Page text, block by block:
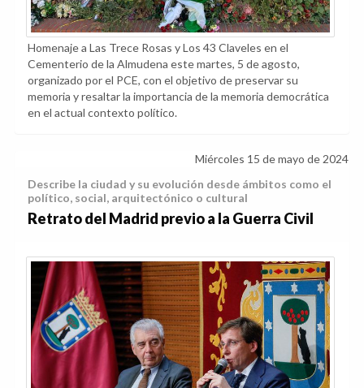
Homenaje a Las Trece Rosas y Los 43 Claveles en el
Cementerio de la Almudena este martes, 5 de agosto,
organizado por el PCE, con el objetivo de preservar su
memoria y resaltar la importancia de la memoria democrática
en el actual contexto político.
Miércoles 15 de mayo de 2024
Describe la ciudad y su evolución desde ámbitos como el
político, social, arquitectónico o cultural
Retrato del Madrid previo a la Guerra Civil